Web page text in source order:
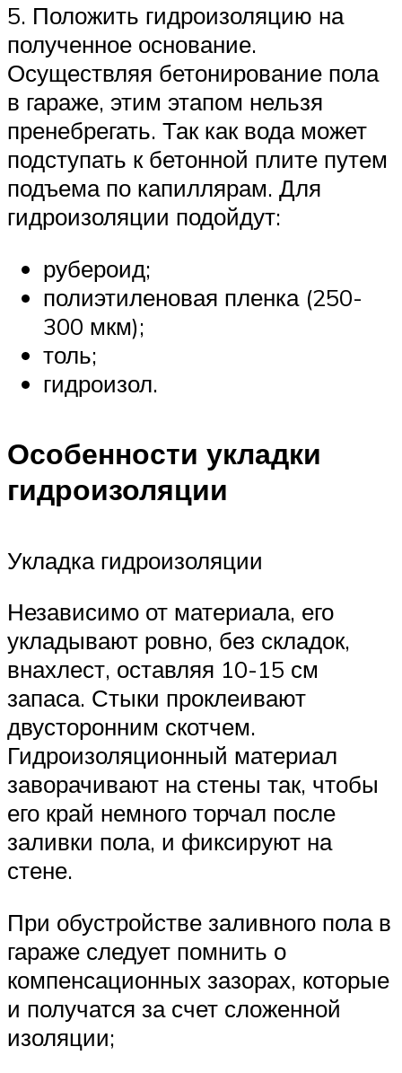
5. Положить гидроизоляцию на
полученное основание.
Осуществляя бетонирование пола
в гараже, этим этапом нельзя
пренебрегать. Так как вода может
подступать к бетонной плите путем
подъема по капиллярам. Для
гидроизоляции подойдут:
рубероид;
полиэтиленовая пленка (250-
300 мкм);
толь;
гидроизол.
Особенности укладки
гидроизоляции
Укладка гидроизоляции
Независимо от материала, его
укладывают ровно, без складок,
внахлест, оставляя 10-15 см
запаса. Стыки проклеивают
двусторонним скотчем.
Гидроизоляционный материал
заворачивают на стены так, чтобы
его край немного торчал после
заливки пола, и фиксируют на
стене.
При обустройстве заливного пола в
гараже следует помнить о
компенсационных зазорах, которые
и получатся за счет сложенной
изоляции;